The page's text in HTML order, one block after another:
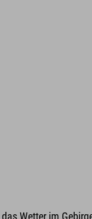
Wetter im